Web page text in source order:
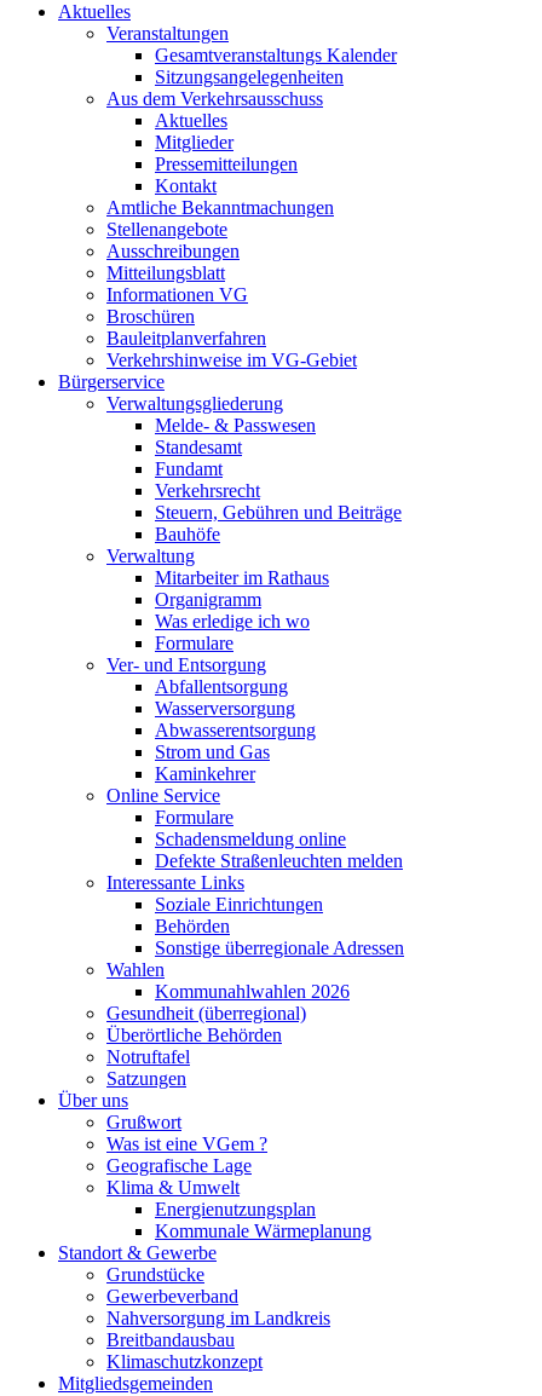
Aktuelles
Veranstaltungen
Gesamtveranstaltungs Kalender
Sitzungsangelegenheiten
Aus dem Verkehrsausschuss
Aktuelles
Mitglieder
Pressemitteilungen
Kontakt
Amtliche Bekanntmachungen
Stellenangebote
Ausschreibungen
Mitteilungsblatt
Informationen VG
Broschüren
Bauleitplanverfahren
Verkehrshinweise im VG-Gebiet
Bürgerservice
Verwaltungsgliederung
Melde- & Passwesen
Standesamt
Fundamt
Verkehrsrecht
Steuern, Gebühren und Beiträge
Bauhöfe
Verwaltung
Mitarbeiter im Rathaus
Organigramm
Was erledige ich wo
Formulare
Ver- und Entsorgung
Abfallentsorgung
Wasserversorgung
Abwasserentsorgung
Strom und Gas
Kaminkehrer
Online Service
Formulare
Schadensmeldung online
Defekte Straßenleuchten melden
Interessante Links
Soziale Einrichtungen
Behörden
Sonstige überregionale Adressen
Wahlen
Kommunahlwahlen 2026
Gesundheit (überregional)
Überörtliche Behörden
Notruftafel
Satzungen
Über uns
Grußwort
Was ist eine VGem ?
Geografische Lage
Klima & Umwelt
Energienutzungsplan
Kommunale Wärmeplanung
Standort & Gewerbe
Grundstücke
Gewerbeverband
Nahversorgung im Landkreis
Breitbandausbau
Klimaschutzkonzept
Mitgliedsgemeinden